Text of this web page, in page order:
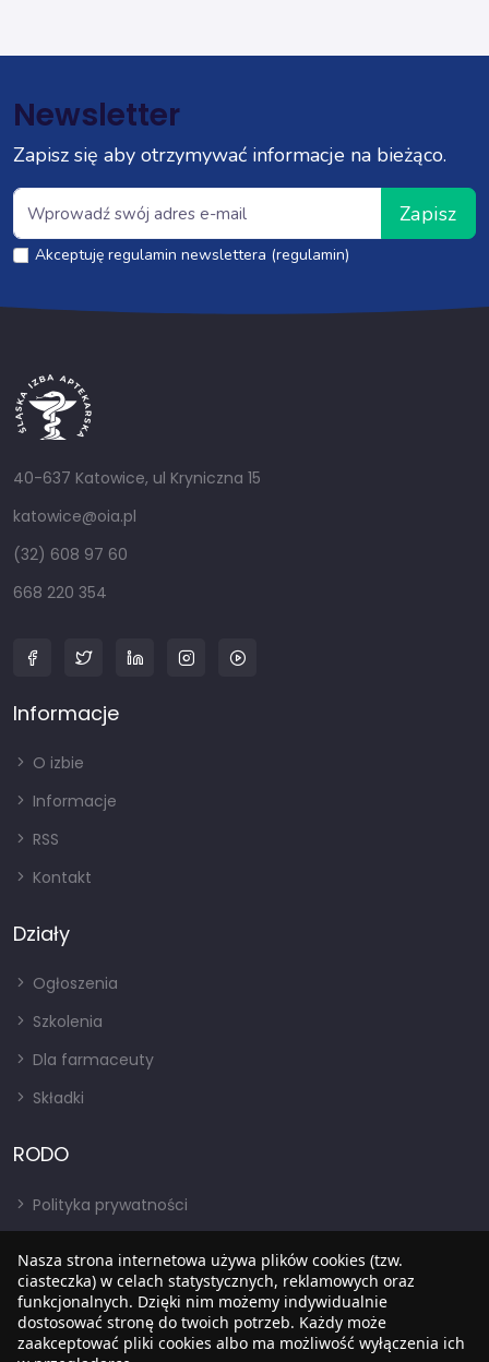
Newsletter
Zapisz się aby otrzymywać informacje na bieżąco.
Zapisz
Akceptuję regulamin newslettera (regulamin)
40-637 Katowice, ul Kryniczna 15
katowice@oia.pl
(32) 608 97 60
668 220 354
Informacje
O izbie
Informacje
RSS
Kontakt
Działy
Ogłoszenia
Szkolenia
Dla farmaceuty
Składki
RODO
Polityka prywatności
RODO
BIP
Nasza strona internetowa używa plików cookies (tzw.
ciasteczka) w celach statystycznych, reklamowych oraz
funkcjonalnych. Dzięki nim możemy indywidualnie
dostosować stronę do twoich potrzeb. Każdy może
zaakceptować pliki cookies albo ma możliwość wyłączenia ich